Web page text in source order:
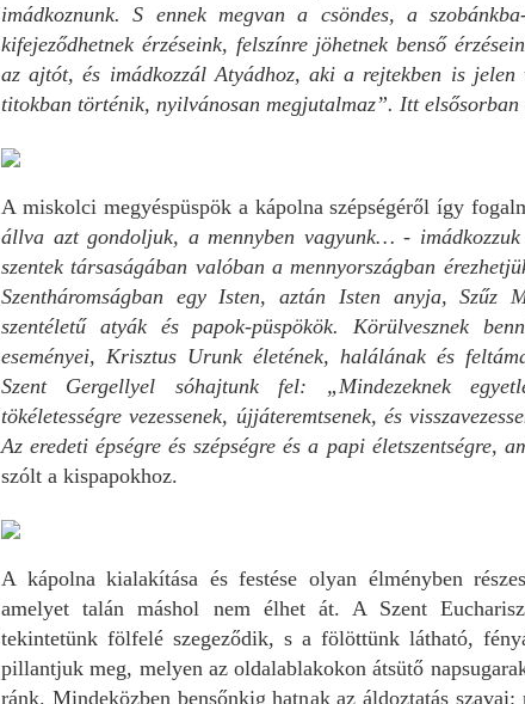
imádkoznunk. S ennek megvan a csöndes, a
kifejeződhetnek érzéseink, felszínre jöhetnek benső
az ajtót, és imádkozzál Atyádhoz, aki a rejtekben is
titokban történik, nyilvánosan megjutalmaz”. Itt elsősorban
A miskolci megyéspüspök a kápolna szépségéről így
állva azt gondoljuk, a mennyben vagyunk… -
szentek társaságában valóban a mennyországban
Szentháromságban egy Isten, aztán Isten anyja, Szűz
szentéletű atyák és papok-püspökök. Körülvesznek
eseményei, Krisztus Urunk életének, halálának és
Szent Gergellyel sóhajtunk fel: „Mindezeknek
tökéletességre vezessenek, újjáteremtsenek, és
Az eredeti épségre és szépségre és a papi életszentségre,
szólt a kispapokhoz.
A kápolna kialakítása és festése olyan élményben
amelyet talán máshol nem élhet át. A Szent
tekintetünk fölfelé szegeződik, s a fölöttünk látható,
pillantjuk meg, melyen az oldalablakokon átsütő
ránk. Mindeközben bensőnkig hatnak az áldoztatás